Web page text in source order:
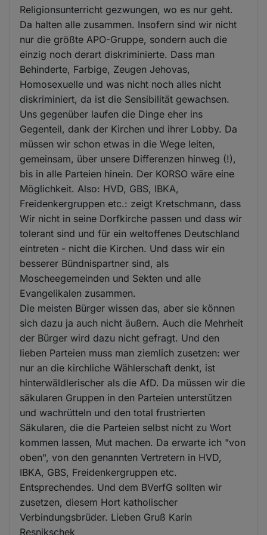
Religionsunterricht gezwungen, wo es nur geht.
Da halten alle zusammen. Insofern sind wir nicht
nur die größte APO-Gruppe, sondern auch die
einzig noch derart diskriminierte. Dass man
Behinderte, Farbige, Zeugen Jehovas,
Homosexuelle und was nicht noch alles nicht
diskriminiert, da ist die Sensibilität gewachsen.
Uns gegenüber laufen die Dinge eher ins
Gegenteil, dank der Kirchen und ihrer Lobby. Da
müssen wir schon etwas in die Wege leiten,
gemeinsam, über unsere Differenzen hinweg (!),
bis in alle Parteien hinein. Der KORSO wäre eine
Möglichkeit. Also: HVD, GBS, IBKA,
Freidenkergruppen etc.: zeigt Kretschmann, dass
Wir nicht in seine Dorfkirche passen und dass wir
tolerant sind und für ein weltoffenes Deutschland
eintreten - nicht die Kirchen. Und dass wir ein
besserer Bündnispartner sind, als
Moscheegemeinden und Sekten und alle
Evangelikalen zusammen.
Die meisten Bürger wissen das, aber sie können
sich dazu ja auch nicht äußern. Auch die Mehrheit
der Bürger wird dazu nicht gefragt. Und den
lieben Parteien muss man ziemlich zusetzen: wer
nur an die kirchliche Wählerschaft denkt, ist
hinterwäldlerischer als die AfD. Da müssen wir die
säkularen Gruppen in den Parteien unterstützen
und wachrütteln und den total frustrierten
Säkularen, die die Parteien selbst nicht zu Wort
kommen lassen, Mut machen. Da erwarte ich "von
oben", von den genannten Vertretern in HVD,
IBKA, GBS, Freidenkergruppen etc.
Entsprechendes. Und dem BVerfG sollten wir
zusetzen, diesem Hort katholischer
Verbindungsbrüder. Lieben Gruß Karin
Resnikschek